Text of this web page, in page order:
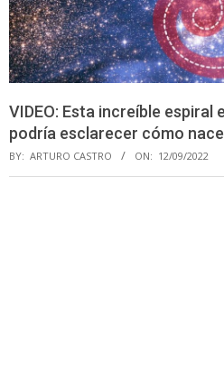
VIDEO: Esta increíble espiral
podría esclarecer cómo
BY: ARTURO CASTRO ON: 12/09/2022